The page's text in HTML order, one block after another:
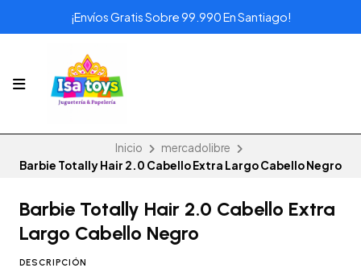
¡Envíos Gratis Sobre 99.990 En Santiago!
Inicio
mercadolibre
Barbie Totally Hair 2.0 Cabello Extra Largo Cabello Negro
Barbie Totally Hair 2.0 Cabello Extra
Largo Cabello Negro
DESCRIPCIÓN